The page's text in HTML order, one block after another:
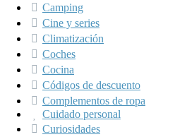
Camping
Cine y series
Climatización
Coches
Cocina
Códigos de descuento
Complementos de ropa
Cuidado personal
Curiosidades